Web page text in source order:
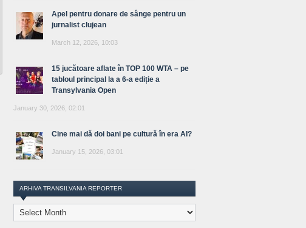
Apel pentru donare de sânge pentru un
jurnalist clujean
March 12, 2026, 10:03
15 jucătoare aflate în TOP 100 WTA – pe
tabloul principal la a 6-a ediție a
Transylvania Open
January 30, 2026, 02:01
Cine mai dă doi bani pe cultură în era AI?
January 15, 2026, 03:01
ARHIVA TRANSILVANIA REPORTER
Arhiva
Transilvania